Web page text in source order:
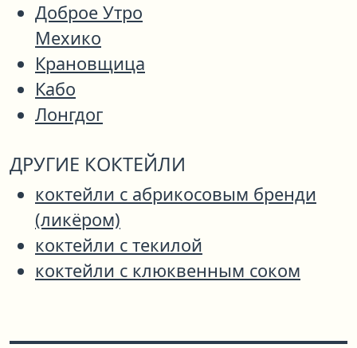
Доброе Утро
Мехико
Крановщица
Кабо
Лонгдог
ДРУГИЕ КОКТЕЙЛИ
коктейли с абрикосовым бренди
(ликёром)
коктейли с текилой
коктейли с клюквенным соком